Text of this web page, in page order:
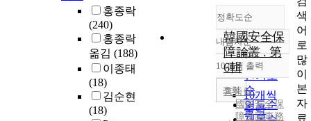
홍종락
(240)
홍종락
옮김 (188)
이종태
(18)
김순현
(18)
정확도순
정확도
순
인기도
순
연도순
내림차순
내림차순
10개씩 출력
10개씩
출력
조회
韓國安全保
障論叢 . 第
6輯
홍종락
國家安全保
障會議事務
색
어
로
많
이
본
자
료